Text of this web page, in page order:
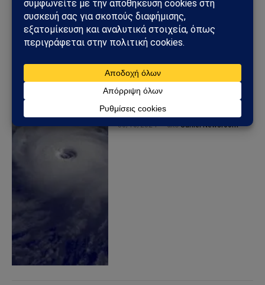
Ο τυφώνας Κονγκ-ρέι
απειλεί την Ταϊβάν με
ανέμους 230 χλμ/ώρα και
κύματα ύψους 5 μέτρων
30/10/2024 από Sahiel Newsroom